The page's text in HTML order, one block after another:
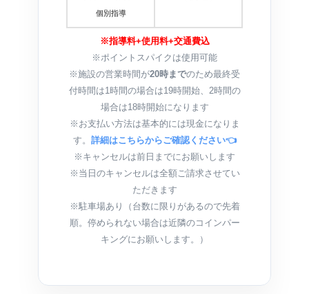
個別指導
※指導料+使用料+交通費込
※ポイントスパイクは使用可能
※施設の営業時間が20時までのため最終受
付時間は1時間の場合は19時開始、2時間の
場合は18時開始になります
※お支払い方法は基本的には現金になりま
す。 詳細はこちらからご確認ください👈
※キャンセルは前日までにお願いします
※当日のキャンセルは全額ご請求させてい
ただきます
※駐車場あり（台数に限りがあるので先着
順。停められない場合は近隣のコインパー
キングにお願いします。）